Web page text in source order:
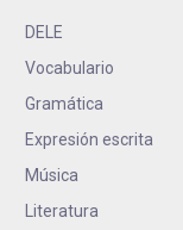
DELE
Vocabulario
Gramática
Expresión escrita
Música
Literatura